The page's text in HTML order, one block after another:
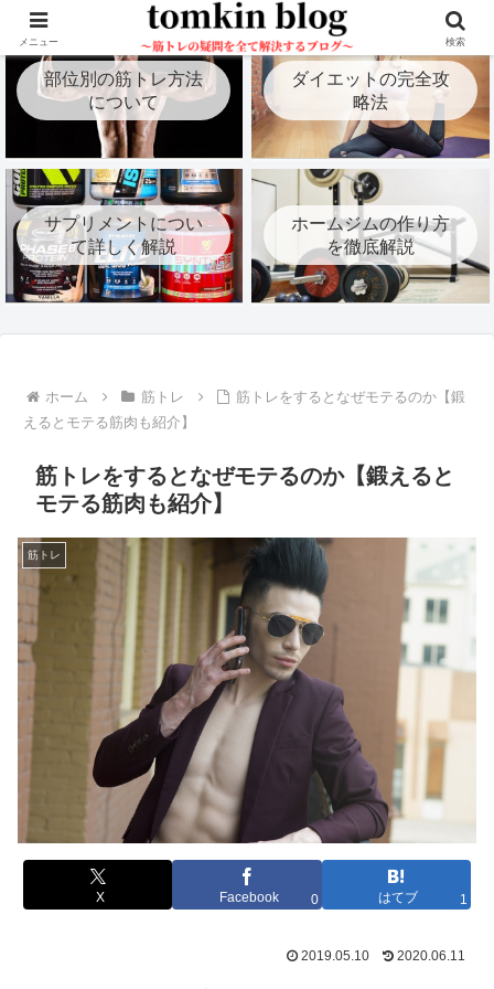
部位別の筋トレ方法
について
ダイエットの完全攻
略法
サプリメントについ
て詳しく解説
ホームジムの作り方
を徹底解説
ホーム 筋トレ
筋トレをするとなぜモテるのか【鍛
えるとモテる筋肉も紹介】
筋トレをするとなぜモテるのか【鍛えると
モテる筋肉も紹介】
筋トレ
X Facebook 0 はてブ 1
2019.05.10 2020.06.11
メニュー 検索